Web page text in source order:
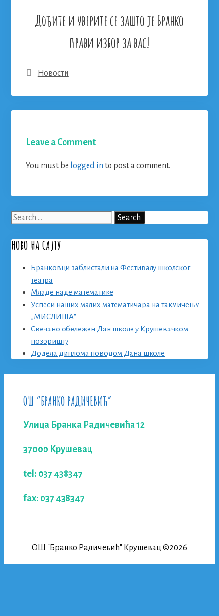
Дођите и уверите се зашто јеБранко
прави избор за вас!
Categories
Новости
Leave a Comment
You must be logged in to post a comment.
Search
НОВО НА САЈТУ
Бранковци заблистали на Фестивалу школског
театра
Младе наде математике
Успеси наших малих математичара на такмичењу
„МИСЛИША“
Свечано обележен Дан школе у Крушевачком
позоришту
Додела диплома поводом Дана школе
ОШ “БРАНКО РАДИЧЕВИЋ”
Улица Бранка Радичевића 12
37000 Крушевац
tel: 037 438347
fax: 037 438347
ОШ "Бранко Радичевић" Крушевац ©2026